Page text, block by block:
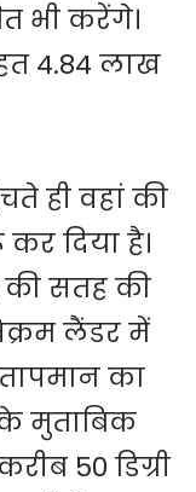
भी करेंगे।
4.84 लाख
ही वहां की
दिया है।
सतह की
लैंडर में
का
मुताबिक
50 डिग्री